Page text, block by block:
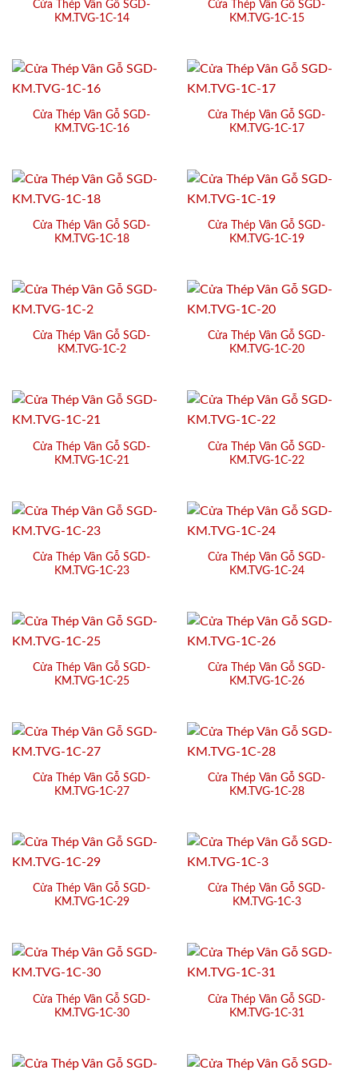
Cửa Thép Vân Gỗ SGD-
KM.TVG-1C-14
Cửa Thép Vân Gỗ SGD-
KM.TVG-1C-15
Cửa Thép Vân Gỗ SGD-
KM.TVG-1C-16
Cửa Thép Vân Gỗ SGD-
KM.TVG-1C-17
Cửa Thép Vân Gỗ SGD-
KM.TVG-1C-18
Cửa Thép Vân Gỗ SGD-
KM.TVG-1C-19
Cửa Thép Vân Gỗ SGD-
KM.TVG-1C-2
Cửa Thép Vân Gỗ SGD-
KM.TVG-1C-20
Cửa Thép Vân Gỗ SGD-
KM.TVG-1C-21
Cửa Thép Vân Gỗ SGD-
KM.TVG-1C-22
Cửa Thép Vân Gỗ SGD-
KM.TVG-1C-23
Cửa Thép Vân Gỗ SGD-
KM.TVG-1C-24
Cửa Thép Vân Gỗ SGD-
KM.TVG-1C-25
Cửa Thép Vân Gỗ SGD-
KM.TVG-1C-26
Cửa Thép Vân Gỗ SGD-
KM.TVG-1C-27
Cửa Thép Vân Gỗ SGD-
KM.TVG-1C-28
Cửa Thép Vân Gỗ SGD-
KM.TVG-1C-29
Cửa Thép Vân Gỗ SGD-
KM.TVG-1C-3
Cửa Thép Vân Gỗ SGD-
KM.TVG-1C-30
Cửa Thép Vân Gỗ SGD-
KM.TVG-1C-31